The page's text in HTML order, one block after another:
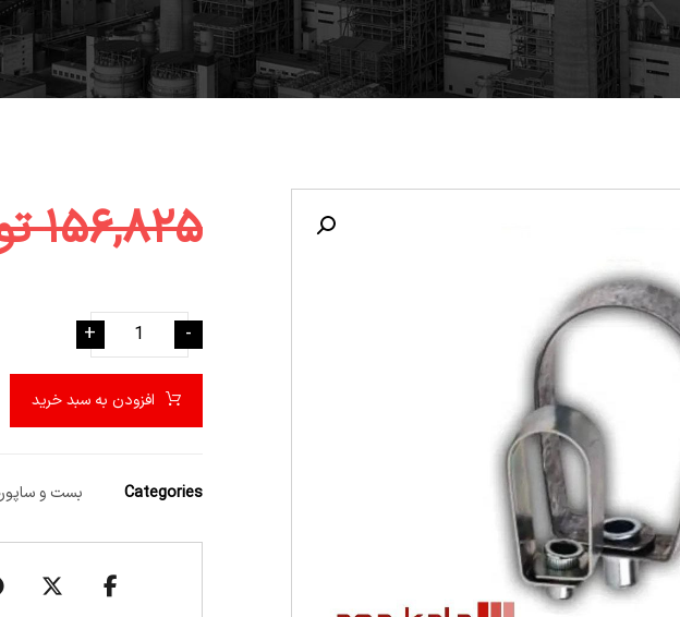
۱۵۶,۸۲۵
-
+
افزودن به سبد خرید
Categories بست و